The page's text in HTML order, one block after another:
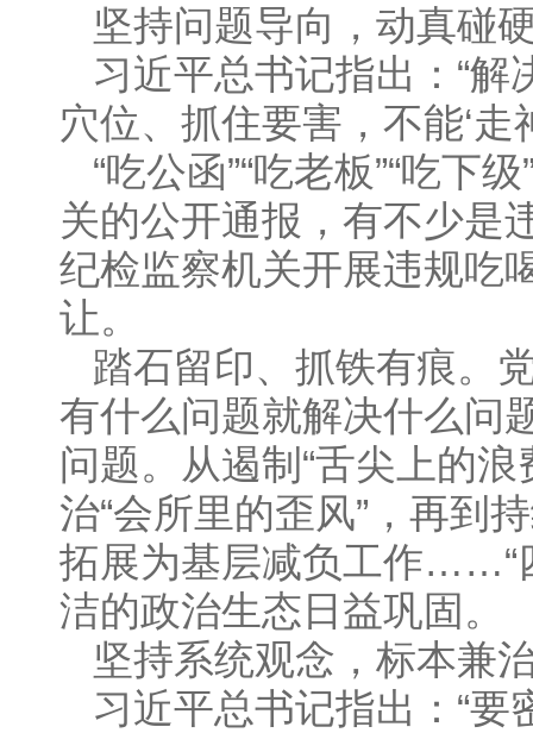
坚持问题导向，动真碰
习近平总书记指出：“解
穴位、抓住要害，不能‘走
“吃公函”“吃老板”“吃
关的公开通报，有不少是
纪检监察机关开展违规吃
让。
踏石留印、抓铁有痕。
有什么问题就解决什么问
问题。从遏制“舌尖上的浪
治“会所里的歪风”，再到
拓展为基层减负工作……“
洁的政治生态日益巩固。
坚持系统观念，标本兼
习近平总书记指出：“